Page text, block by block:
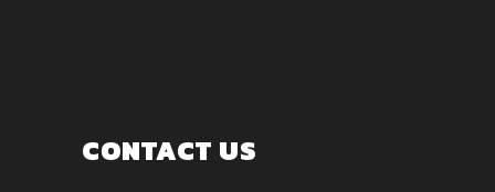
CONTACT US